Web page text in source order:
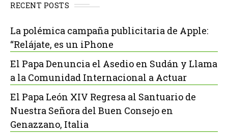
RECENT POSTS
La polémica campaña publicitaria de Apple:
“Relájate, es un iPhone
El Papa Denuncia el Asedio en Sudán y Llama
a la Comunidad Internacional a Actuar
El Papa León XIV Regresa al Santuario de
Nuestra Señora del Buen Consejo en
Genazzano, Italia